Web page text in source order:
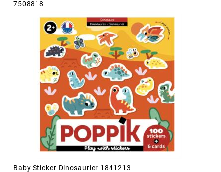
7508818
Baby Sticker Dinosaurier 1841213